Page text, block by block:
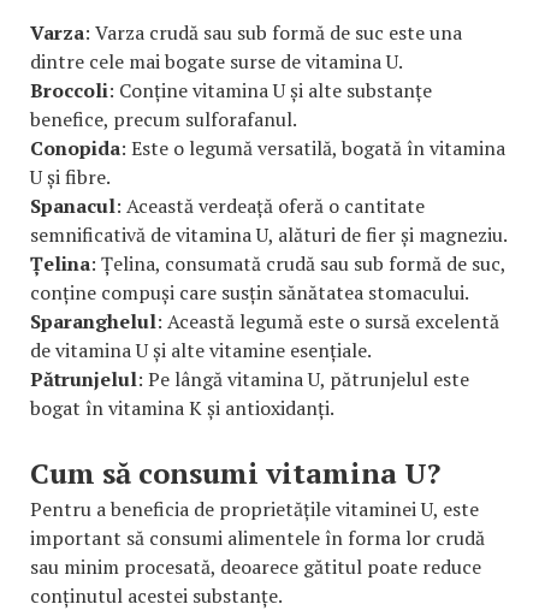
Varza: Varza crudă sau sub formă de suc este una
dintre cele mai bogate surse de vitamina U.
Broccoli: Conține vitamina U și alte substanțe
benefice, precum sulforafanul.
Conopida: Este o legumă versatilă, bogată în vitamina
U și fibre.
Spanacul: Această verdeață oferă o cantitate
semnificativă de vitamina U, alături de fier și magneziu.
Țelina: Țelina, consumată crudă sau sub formă de suc,
conține compuși care susțin sănătatea stomacului.
Sparanghelul: Această legumă este o sursă excelentă
de vitamina U și alte vitamine esențiale.
Pătrunjelul: Pe lângă vitamina U, pătrunjelul este
bogat în vitamina K și antioxidanți.
Cum să consumi vitamina U?
Pentru a beneficia de proprietățile vitaminei U, este
important să consumi alimentele în forma lor crudă
sau minim procesată, deoarece gătitul poate reduce
conținutul acestei substanțe.